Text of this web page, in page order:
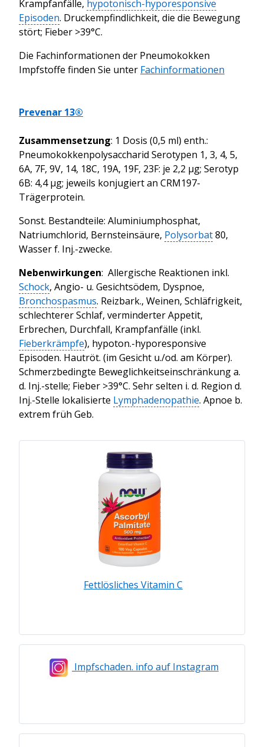
Krampfanfälle, hypotonisch-hyporesponsive
Episoden. Druckempfindlichkeit, die die Bewegung
stört; Fieber >39°C.
Die Fachinformationen der Pneumokokken
Impfstoffe finden Sie unter Fachinformationen
Prevenar 13®
Zusammensetzung: 1 Dosis (0,5 ml) enth.:
Pneumokokkenpolysaccharid Serotypen 1, 3, 4, 5,
6A, 7F, 9V, 14, 18C, 19A, 19F, 23F: je 2,2 μg; Serotyp
6B: 4,4 μg; jeweils konjugiert an CRM197-
Trägerprotein.
Sonst. Bestandteile: Aluminiumphosphat,
Natriumchlorid, Bernsteinsäure, Polysorbat80,
Wasser f. Inj.-zwecke.
Nebenwirkungen: Allergische Reaktionen inkl.
Schock, Angio- u. Gesichtsödem, Dyspnoe,
Bronchospasmus. Reizbark., Weinen, Schläfrigkeit,
schlechterer Schlaf, verminderter Appetit,
Erbrechen, Durchfall, Krampfanfälle (inkl.
Fieberkrämpfe), hypoton.-hyporesponsive
Episoden. Hautröt. (im Gesicht u./od. am Körper).
Schmerzbedingte Beweglichkeitseinschränkung a.
d. Inj.-stelle; Fieber >39°C. Sehr selten i. d. Region d.
Inj.-Stelle lokalisierte Lymphadenopathie. Apnoe b.
extrem früh Geb.
Fettlösliches Vitamin C
Impfschaden. info auf Instagram